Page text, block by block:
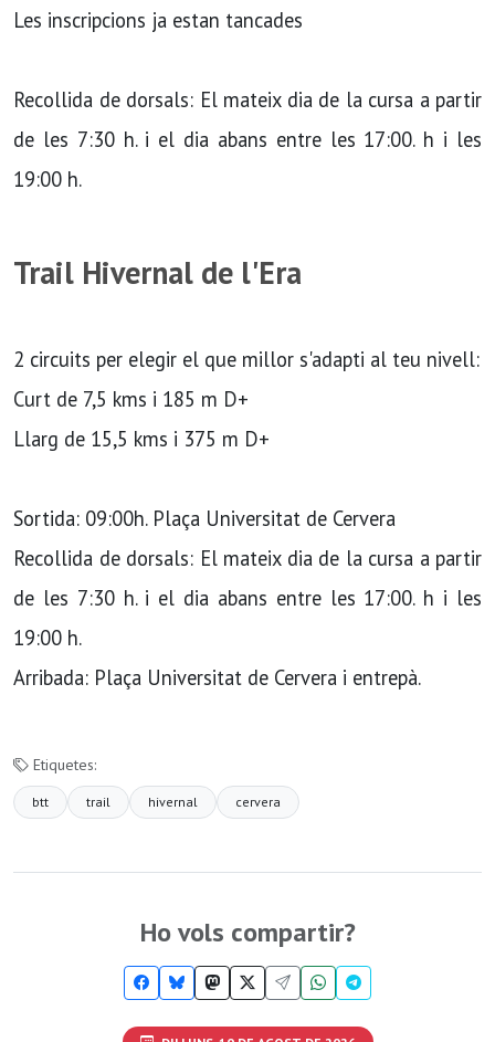
Les inscripcions ja estan tancades
Recollida de dorsals: El mateix dia de la cursa a partir
de les 7:30 h. i el dia abans entre les 17:00. h i les
19:00 h.
Trail Hivernal de l'Era
2 circuits per elegir el que millor s'adapti al teu nivell:
Curt de 7,5 kms i 185 m D+
Llarg de 15,5 kms i 375 m D+
Sortida: 09:00h. Plaça Universitat de Cervera
Recollida de dorsals: El mateix dia de la cursa a partir
de les 7:30 h. i el dia abans entre les 17:00. h i les
19:00 h.
Arribada: Plaça Universitat de Cervera i entrepà.
Etiquetes:
btt trail hivernal cervera
Ho vols compartir?